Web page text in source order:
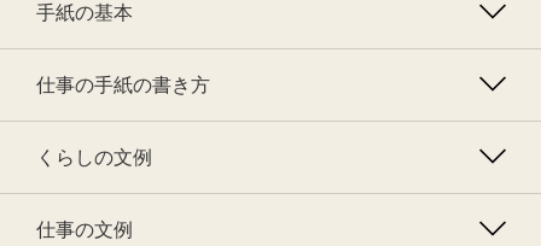
手紙の基本
仕事の手紙の書き方
くらしの文例
仕事の文例